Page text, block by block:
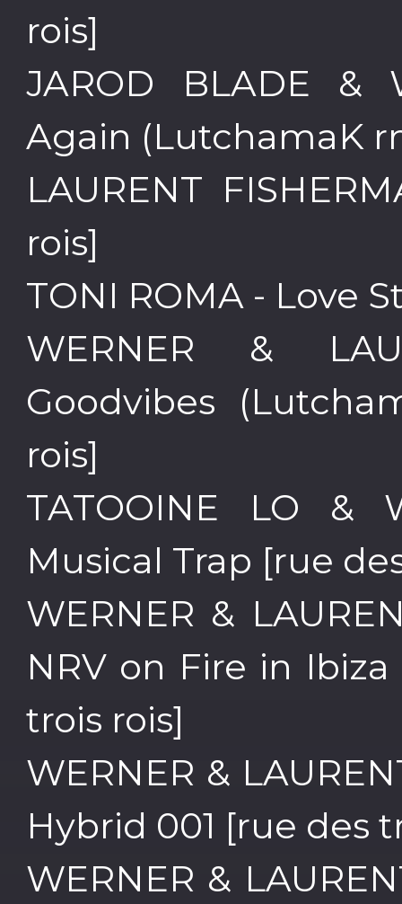
rois]
JAROD BLADE &
Again (LutchamaK
LAURENT
rois]
TONI ROMA - Love
WERNER &
Goodvibes
rois]
TATOOINE LO &
Musical Trap [rue
WERNER &
NRV on Fire in
trois rois]
WERNER &
Hybrid 001 [rue des
WERNER &